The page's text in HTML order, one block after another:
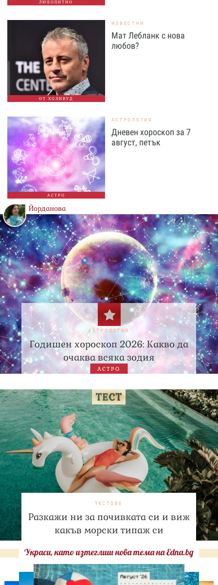
ЛЮБОПИТНО
ОТ ХОЛИВУД
ИЗВЕСТНИ
Мат Лебланк с нова
любов?
АСТРО
АСТРОЛОГИЯ
Дневен хороскоп за 7
август, петък
Йорданова
АСТРОЛОГИЯ
Годишен хороскоп 2026: Какво да
очаква всяка зодия
АСТРО
ТЕСТОВЕ
Разкажи ни за почивката си и виж
какъв морски типаж си
Украси, като изтеглиш нова тема на Edna.bg